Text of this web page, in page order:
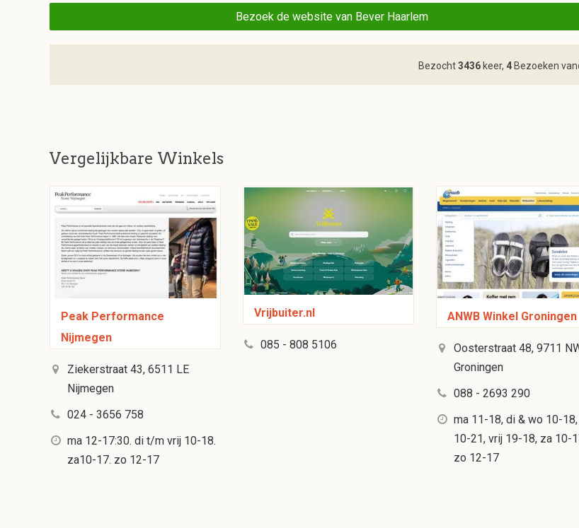
Bezoek de website van Bever Haarlem
Bezocht3436keer, 4Bezoeken
Vergelijkbare Winkels
Peak Performance
Nijmegen
Ziekerstraat 43, 6511 LE
Nijmegen
024 - 3656 758
ma 12-17:30. di t/m vrij 10-18.
za10-17. zo 12-17
Vrijbuiter.nl
085 - 808 5106
ANWB Winkel Groningen
Oosterstraat 48, 9711
Groningen
088 - 2693 290
ma 11-18, di & wo 10-
10-21, vrij 19-18, za 10-
zo 12-17